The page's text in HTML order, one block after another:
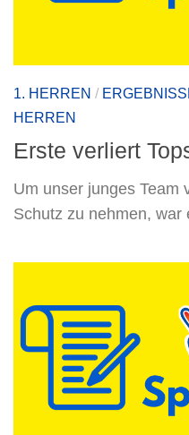
1. HERREN /
HERREN
Erste verliert
Um unser junges Team
Schutz zu nehmen, war